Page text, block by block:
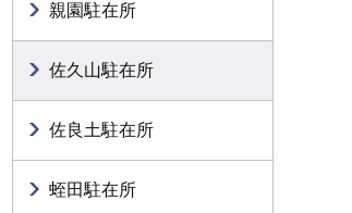
親園駐在所
佐久山駐在所
佐良土駐在所
蛭田駐在所